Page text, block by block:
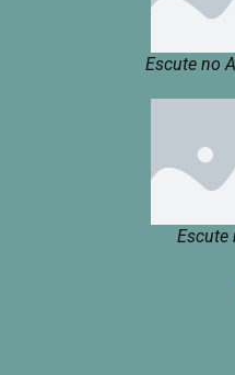
Escute no
Escute